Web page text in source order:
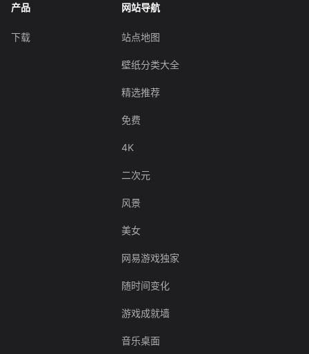
产品
下载
网站导航
站点地图
壁纸分类大全
精选推荐
免费
4K
二次元
风景
美女
网易游戏独家
随时间变化
游戏成就墙
音乐桌面